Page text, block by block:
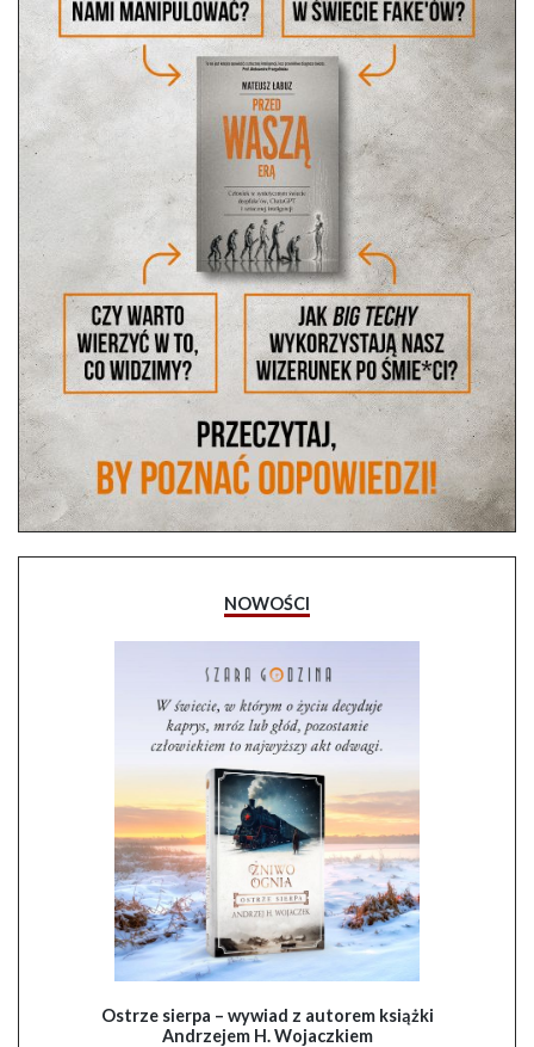
NOWOŚCI
Ostrze sierpa – wywiad z autorem książki
Andrzejem H. Wojaczkiem